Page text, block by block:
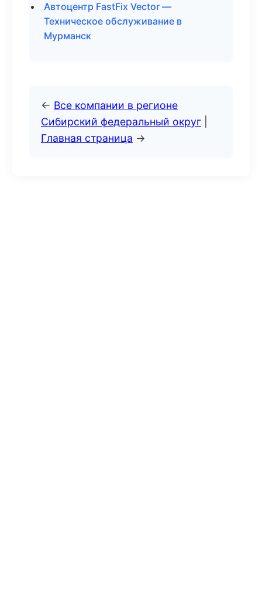
Автоцентр FastFix Vector —
Техническое обслуживание в
Мурманск
← Все компании в регионе
Сибирский федеральный округ
Главная страница →